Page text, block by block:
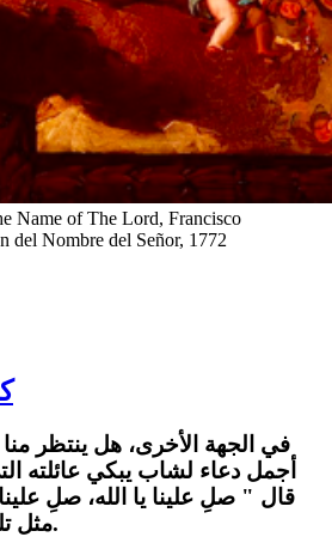
Name of The Lord, Francisco
del Nombre del Señor, 1772
في الجهة الأخرى، هل ينتظر منا
أجمل دعاء لشاب يبكي عائلته
قال " صلِ علينا يا الله، صلِ
مثل تلك في الحب المتبادل.